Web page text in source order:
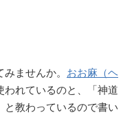
ませんか。 おお麻（ヘ
われているのと、「神道
と教わっているので書い